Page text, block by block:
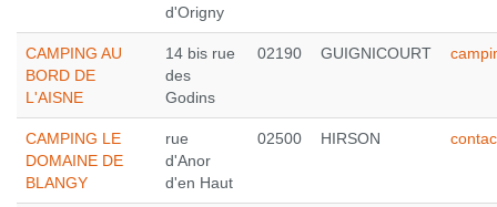
d'Origny
CAMPING AU
BORD DE
L'AISNE
14 bis rue
des
Godins
02190 GUIGNICOURT
CAMPING LE
DOMAINE DE
BLANGY
rue
d'Anor
d'en Haut
02500 HIRSON